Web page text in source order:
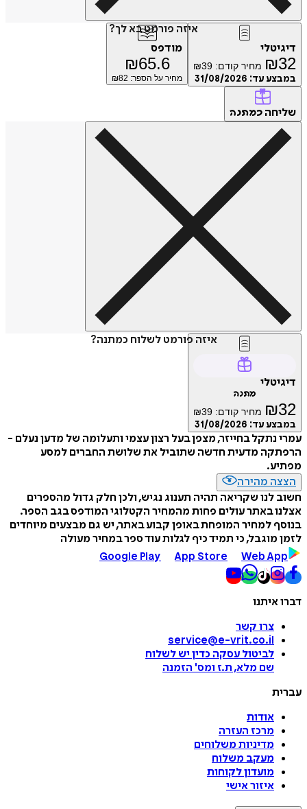
איזה פורמט בא לך?
₪ מחיר קודם: ₪39
עד:31/08/2026
מודפס
₪65.6
מחיר על הספר: ₪82
כמתנה
איזה פורמט לשלוח כמתנה?
₪ מחיר קודם: ₪39
עד:31/08/2026
נתקל בחייזר, מצפן בעל רצון עצמי ותעלומה של מדען נעלם -
מדעית חדשה שתוביל את שלושת החברים למסע
מהירה
לנו שקריאה תהיה תענוג נגיש, ולכן חלק גדול מהספרים
באתר עולים פחות מהמחיר הקטלוגי המודפס בגב הספר.
למחיר המופחת באופן קבוע באתר, יש גם מבצעים מיוחדים
מוגבל, כי תמיד כיף לגלות עוד ספר במחיר מעולה
Google Play
App Store Web
צרו קשר
service@e-vrit.co.il
לביטול עסקה כדין יש לשלוח
שם מלא, ת.ז ומס'הזמנה
אודות
מרכז העזרה
מדיניות משלוחים
מעקב משלוח
מועדון לקוחות
איזור אישי